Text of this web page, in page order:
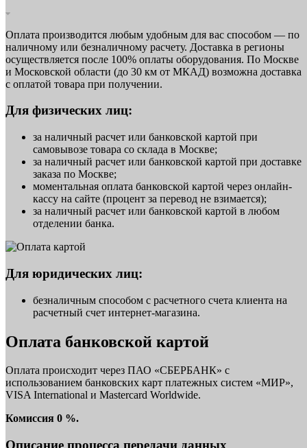
Оплата производится любым удобным для вас способом — по
наличному или безналичному расчету. Доставка в регионы
осуществляется после 100% оплаты оборудования. По Москве
и Московской области (до 30 км от МКАД) возможна доставка
с оплатой товара при получении.
Для физических лиц:
за наличный расчет или банковской картой при
самовывозе товара со склада в Москве;
за наличный расчет или банковской картой при доставке
заказа по Москве;
моментальная оплата банковской картой через онлайн-
кассу на сайте (процент за перевод не взимается);
за наличный расчет или банковской картой в любом
отделении банка.
Для юридических лиц:
безналичным способом с расчетного счета клиента на
расчетный счет интернет-магазина.
Оплата банковской картой
Оплата происходит через ПАО «СБЕРБАНК» с
использованием банковских карт платежных систем «МИР»,
VISA International и Mastercard Worldwide.
Комиссия 0 %.
Описание процесса передачи данных